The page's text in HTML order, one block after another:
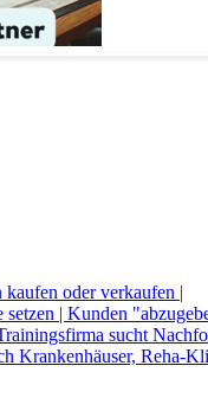
oder verkaufen |
| Kunden
sucht
Krankenhäuser, Reha-